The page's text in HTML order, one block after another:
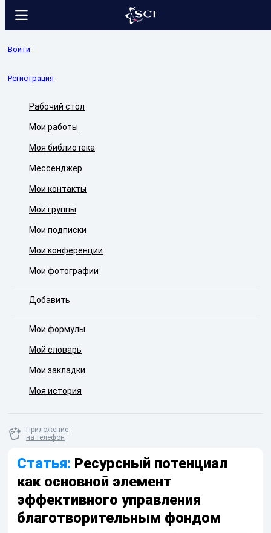
Войти
Регистрация
Рабочий стол
Мои работы
Моя библиотека
Мессенджер
Мои контакты
Мои группы
Мои подписки
Мои конференции
Мои фотографии
Добавить
Мои формулы
Мой словарь
Мои закладки
Моя история
Приложение
на телефон
Статья: Ресурсный потенциал
как основной элемент
эффективного управления
благотворительным фондом